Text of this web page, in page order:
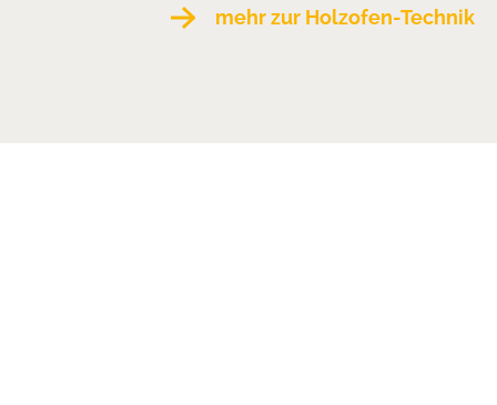
mehr zur Holzofen-Technik